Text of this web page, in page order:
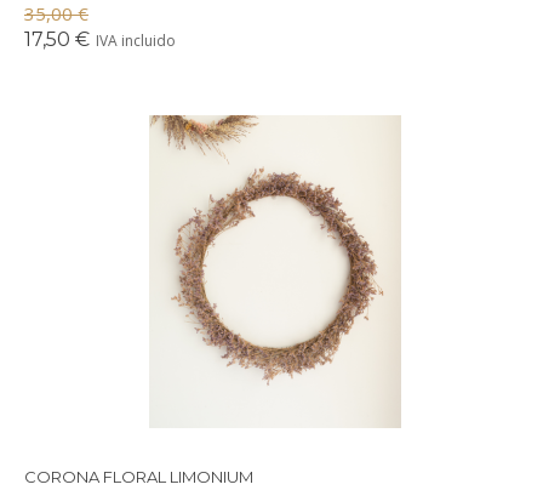
35,00 €
17,50 € IVA incluido
Preciosa corona de fores preservadas en tonos malva
CORONA FLORAL LIMONIUM